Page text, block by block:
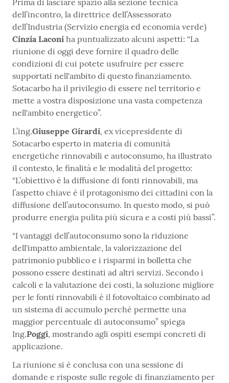
Prima di lasciare spazio alla sezione tecnica
dell’incontro, la direttrice dell’Assessorato
dell’Industria (Servizio energia ed economia verde)
Cinzia Laconi ha puntualizzato alcuni aspetti: “La
riunione di oggi deve fornire il quadro delle
condizioni di cui potete usufruire per essere
supportati nell'ambito di questo finanziamento.
Sotacarbo ha il privilegio di essere nel territorio e
mette a vostra disposizione una vasta competenza
nell'ambito energetico”.
L’ing.Giuseppe Girardi, ex vicepresidente di
Sotacarbo esperto in materia di comunità
energetiche rinnovabili e autoconsumo, ha illustrato
il contesto, le finalità e le modalità del progetto:
“L’obiettivo è la diffusione di fonti rinnovabili, ma
l’aspetto chiave è il protagonismo dei cittadini con la
diffusione dell’autoconsumo. In questo modo, si può
produrre energia pulita più sicura e a costi più bassi”.
“I vantaggi dell’autoconsumo sono la riduzione
dell'impatto ambientale, la valorizzazione del
patrimonio pubblico e i risparmi in bolletta che
possono essere destinati ad altri servizi. Secondo i
calcoli e la valutazione dei costi, la soluzione migliore
per le fonti rinnovabili è il fotovoltaico combinato ad
un sistema di accumulo perché permette una
maggior percentuale di autoconsumo” spiega
Ing.Poggi, mostrando agli ospiti esempi concreti di
applicazione.
La riunione si è conclusa con una sessione di
domande e risposte sulle regole di finanziamento per